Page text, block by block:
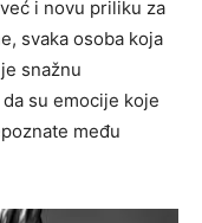
i novu priliku za
svaka osoba koja
snažnu
su emocije koje
među